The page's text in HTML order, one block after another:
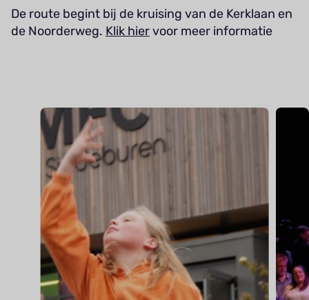
De route begint bij de kruising van de Kerklaan en
de Noorderweg. Klik hiervoor meer informatie